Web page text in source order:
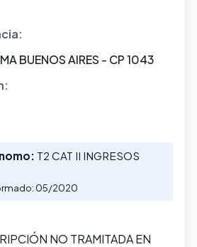
BUENOS AIRES - CP 1043
T2 CAT II INGRESOS
05/2020
NO TRAMITADA EN